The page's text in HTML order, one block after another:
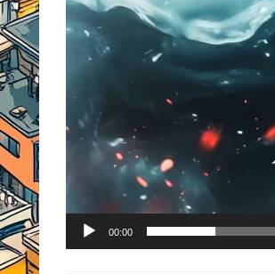
ー
00:00